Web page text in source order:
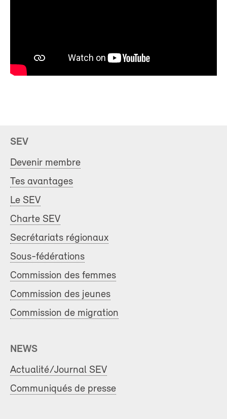
SEV
Devenir membre
Tes avantages
Le SEV
Charte SEV
Secrétariats régionaux
Sous-fédérations
Commission des femmes
Commission des jeunes
Commission de migration
NEWS
Actualité/Journal SEV
Communiqués de presse